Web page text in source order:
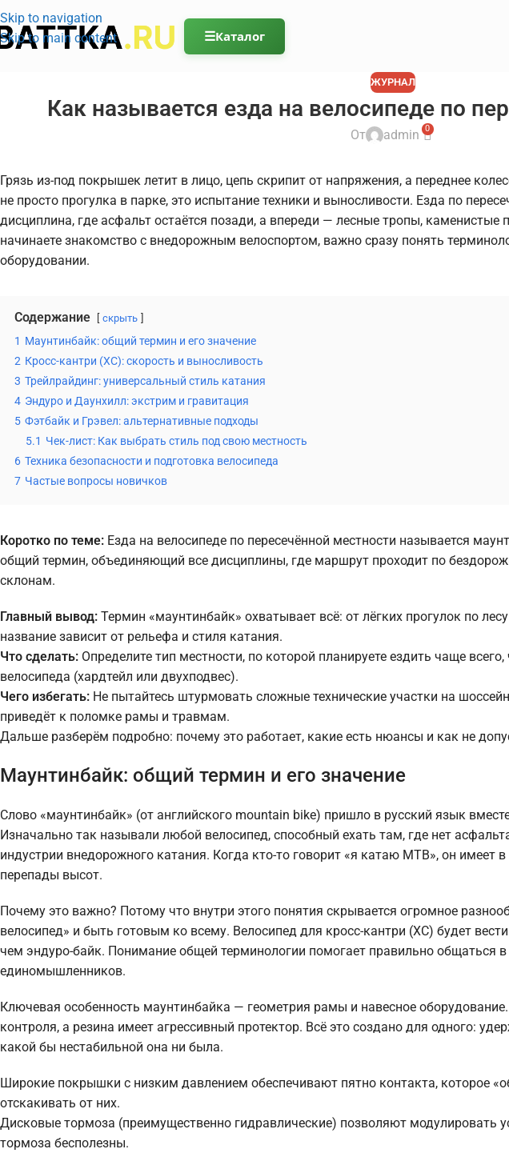
Skip to navigation
Skip to main content
☰Каталог
ЖУРНАЛ
Как называется езда на велосипеде по
От admin 0
Грязь из-под покрышек летит в лицо, цепь скрипит от напряжения, а переднее
не просто прогулка в парке, это испытание техники и выносливости. Езда по
дисциплина, где асфальт остаётся позади, а впереди — лесные тропы,
начинаете знакомство с внедорожным велоспортом, важно сразу понять
оборудовании.
Содержание скрыть
1 Маунтинбайк: общий термин и его значение
2 Кросс-кантри (XC): скорость и выносливость
3 Трейлрайдинг: универсальный стиль катания
4 Эндуро и Даунхилл: экстрим и гравитация
5 Фэтбайк и Грэвел: альтернативные подходы
5.1 Чек-лист: Как выбрать стиль под свою местность
6 Техника безопасности и подготовка велосипеда
7 Частые вопросы новичков
Коротко по теме: Езда на велосипеде по пересечённой местности называется
общий термин, объединяющий все дисциплины, где маршрут проходит по
склонам.
Главный вывод: Термин «маунтинбайк» охватывает всё: от лёгких прогулок по
название зависит от рельефа и стиля катания.
Что сделать: Определите тип местности, по которой планируете ездить чаще
велосипеда (хардтейл или двухподвес).
Чего избегать: Не пытайтесь штурмовать сложные технические участки на
приведёт к поломке рамы и травмам.
Дальше разберём подробно: почему это работает, какие есть нюансы и как не
Маунтинбайк: общий термин и его значение
Слово «маунтинбайк» (от английского mountain bike) пришло в русский язык
Изначально так называли любой велосипед, способный ехать там, где нет
индустрии внедорожного катания. Когда кто-то говорит «я катаю MTB», он имеет
перепады высот.
Почему это важно? Потому что внутри этого понятия скрывается огромное
велосипед» и быть готовым ко всему. Велосипед для кросс-кантри (XC) будет
чем эндуро-байк. Понимание общей терминологии помогает правильно общаться
единомышленников.
Ключевая особенность маунтинбайка — геометрия рамы и навесное
контроля, а резина имеет агрессивный протектор. Всё это создано для одного:
какой бы нестабильной она ни была.
Широкие покрышки с низким давлением обеспечивают пятно контакта, которое
отскакивать от них.
Дисковые тормоза (преимущественно гидравлические) позволяют модулировать
тормоза бесполезны.